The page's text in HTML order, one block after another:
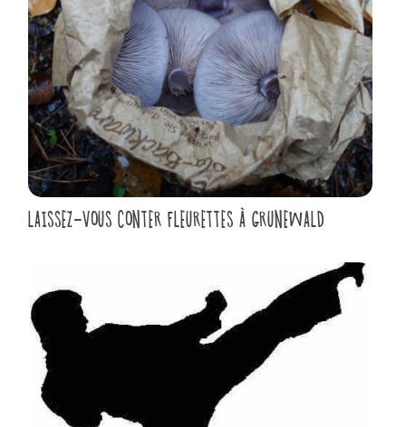
LAISSEZ-VOUS CONTER FLEURETTES À GRUNEWALD